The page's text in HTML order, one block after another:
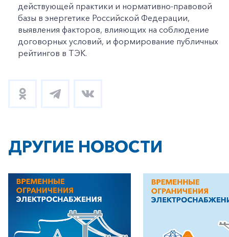
действующей практики и нормативно-правовой
базы в энергетике Российской Федерации,
выявления факторов, влияющих на соблюдение
договорных условий, и формирование публичных
рейтингов в ТЭК.
ДРУГИЕ НОВОСТИ